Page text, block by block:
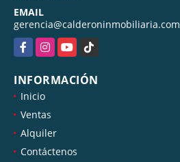
EMAIL
gerencia@calderoninmobiliaria.com
FacebookInstagramYouTubeTikTok
INFORMACIÓN
Inicio
Ventas
Alquiler
Contáctenos